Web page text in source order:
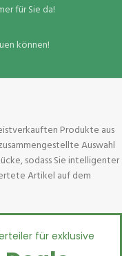
für Sie da!
können!
Produkte aus
Auswahl
sodass Sie intelligenter
Artikel auf dem
für exklusive